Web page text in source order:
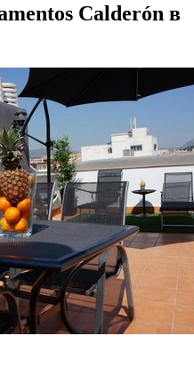
Calderón в